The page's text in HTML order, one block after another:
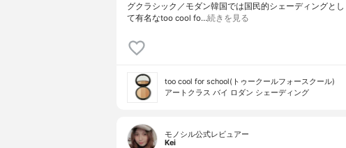
グクラシック／モダン韓国では国民的シェーディングとし
て有名なtoo cool fo…続きを見る
too cool for school(トゥークールフォースクール)
アートクラス バイ ロダン シェーディング
モノシル公式レビュアー
Kei